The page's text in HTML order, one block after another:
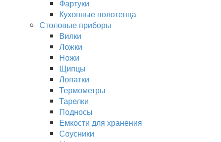
Фартуки
Кухонные полотенца
Столовые приборы
Вилки
Ложки
Ножи
Щипцы
Лопатки
Термометры
Тарелки
Подносы
Емкости для хранения
Соусники